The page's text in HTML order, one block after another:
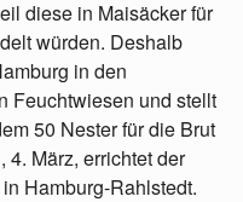
diese in Maisäcker für
würden. Deshalb
in den
Feuchtwiesen und stellt
50 Nester für die Brut
4. März, errichtet der
Hamburg-Rahlstedt.